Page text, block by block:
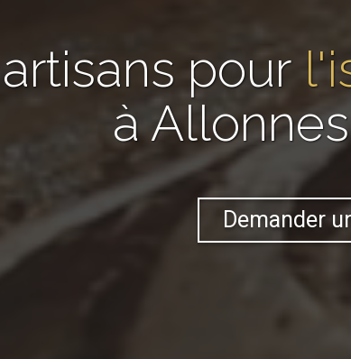
pour
à
Demander